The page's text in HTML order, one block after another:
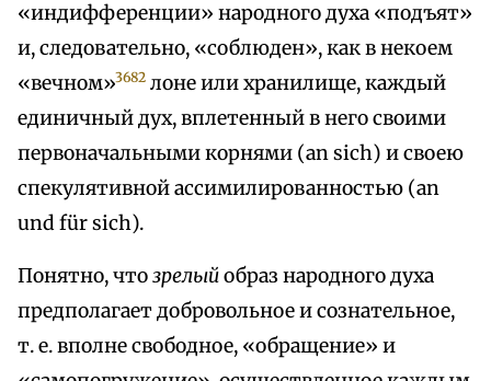
«индифференции» народного духа «подъят»
и, следовательно, «соблюден», как в некоем
«вечном»3682 лоне или хранилище, каждый
единичный дух, вплетенный в него своими
первоначальными корнями (an sich) и своею
спекулятивной ассимилированностью (an
und für sich).
Понятно, чтозрелыйобраз народного духа
предполагает добровольное и сознательное,
т. е. вполне свободное, «обращение» и